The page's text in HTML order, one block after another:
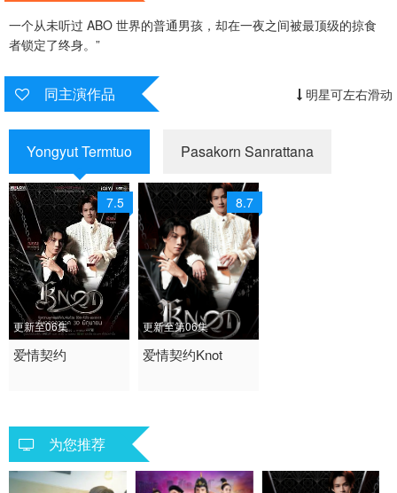
一个从未听过 ABO 世界的普通男孩，却在一夜之间被最顶级的掠食
者锁定了终身。”
同主演作品 明星可左右滑动
Yongyut Termtuo Pasakorn Sanrattana
7.5
更新至06集
2026 / 泰国 / 其它
爱情契约
8.7
更新至第06集
2026 / 泰国 / 泰语
爱情契约Knot
为您推荐